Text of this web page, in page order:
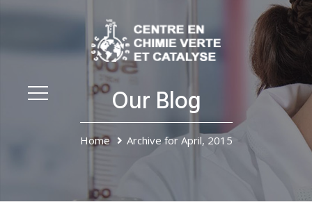
Our Blog
Home Archive for April, 2015